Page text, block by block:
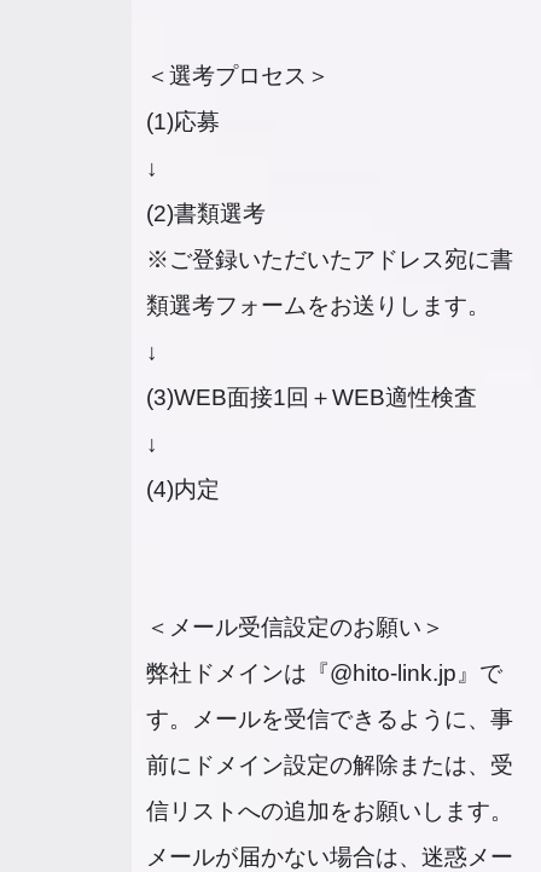
＜選考プロセス＞
(1)応募
↓
(2)書類選考
※ご登録いただいたアドレス宛に書
類選考フォームをお送りします。
↓
(3)WEB面接1回＋WEB適性検査
↓
(4)内定
＜メール受信設定のお願い＞
弊社ドメインは『@hito-link.jp』で
す。メールを受信できるように、事
前にドメイン設定の解除または、受
信リストへの追加をお願いします。
メールが届かない場合は、迷惑メー